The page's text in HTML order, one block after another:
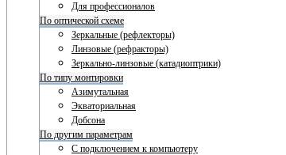
Для профессионалов
По оптической схеме
Зеркальные (рефлекторы)
Линзовые (рефракторы)
Зеркально-линзовые (катадиоптрики)
По типу монтировки
Азимутальная
Экваториальная
Добсона
По другим параметрам
С подключением к компьютеру